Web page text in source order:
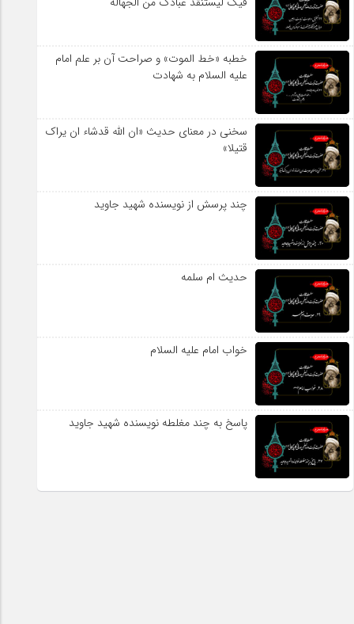
خطبه «خط الموت» و صراحت آن بر علم امام
علیه السلام به شهادت
سخنی در معنای حدیث «ان الله قدشاء ان یراک
قتیلا»
چند پرسش از نویسنده شهید جاوید
حدیث ام سلمه
خواب امام علیه السلام
پاسخ به چند مغلطه نویسنده شهید جاوید